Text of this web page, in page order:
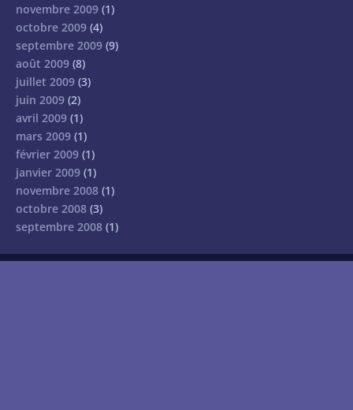
novembre 2009 (1)
octobre 2009 (4)
septembre 2009 (9)
août 2009 (8)
juillet 2009 (3)
juin 2009 (2)
avril 2009 (1)
mars 2009 (1)
février 2009 (1)
janvier 2009 (1)
novembre 2008 (1)
octobre 2008 (3)
septembre 2008 (1)